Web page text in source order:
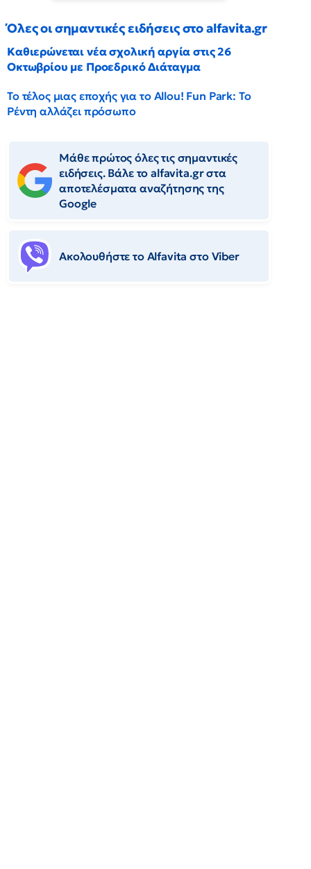
Όλες οι σημαντικές ειδήσεις στο alfavita.gr
Καθιερώνεται νέα σχολική αργία στις 26
Οκτωβρίου με Προεδρικό Διάταγμα
Το τέλος μιας εποχής για το Allou! Fun Park: Το
Ρέντη αλλάζει πρόσωπο
Μάθε πρώτος όλες τις σημαντικές
ειδήσεις. Βάλε το alfavita.gr στα
αποτελέσματα αναζήτησης της
Google
Ακολουθήστε το Αlfavita στο Viber